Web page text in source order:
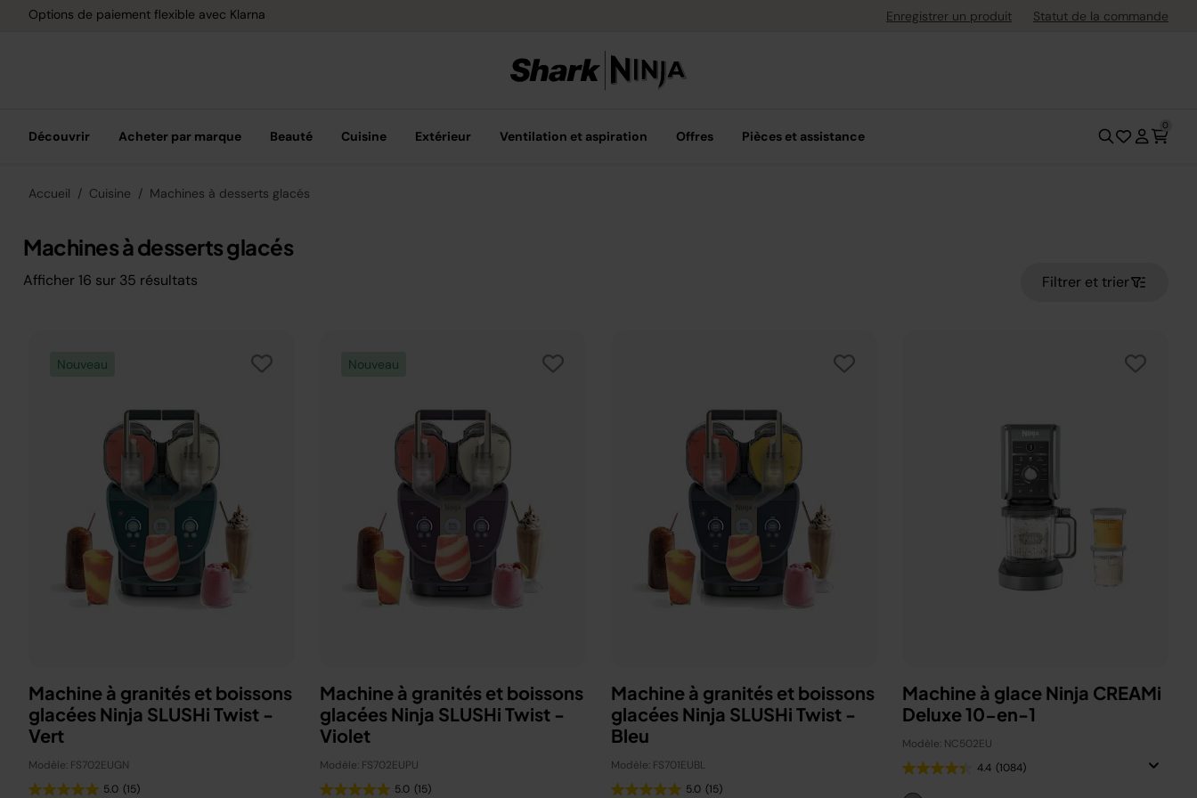
Options de paiement flexible avec Klarna Livraison gratuite dès 40 € d'achatEnregistrer un produit Statut de la commande
Découvrir Acheter par marque Beauté Cuisine Extérieur Ventilation et aspiration Offres Pièces et assistance
0
Accueil Cuisine Machines à desserts glacés
Machines à desserts glacés
Afficher 16 sur 35 résultats Filtrer et trier
Nouveau
Machine à granités et boissons
glacées Ninja SLUSHi Twist -
Vert
Modèle: FS702EUGN
5.0 (15)
Nouveau
Machine à granités et boissons
glacées Ninja SLUSHi Twist -
Violet
Modèle: FS702EUPU
5.0 (15)
Machine à granités et boissons
glacées Ninja SLUSHi Twist -
Bleu
Modèle: FS701EUBL
5.0 (15)
Machine à glace Ninja CREAMi
Deluxe 10-en-1
Modèle: NC502EU
4.4 (1084)